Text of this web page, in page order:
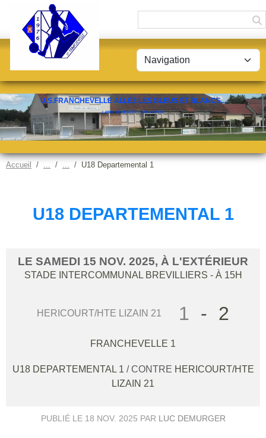
U.S.FRANCHEVELLE ALLEZ LES BLEUS ET BLANCS...
LABEL JEUNES FFF - CAT. ESPOIR
Accueil U18 Departemental 1
U18 DEPARTEMENTAL 1
LE SAMEDI 15 NOV. 2025, À L'EXTÉRIEUR
STADE INTERCOMMUNAL BREVILLIERS - À 15H
HERICOURT/HTE LIZAIN 21 1 - 2
FRANCHEVELLE 1
U18 DEPARTEMENTAL 1 / CONTRE HERICOURT/HTE
LIZAIN 21
PUBLIÉ LE 18 NOV. 2025 PAR LUC DEMURGER
Panneau de gestion des cookies